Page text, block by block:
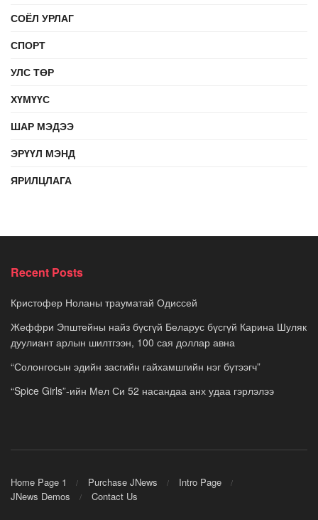
СОЁЛ УРЛАГ
СПОРТ
УЛС ТӨР
ХҮМҮҮС
ШАР МЭДЭЭ
ЭРҮҮЛ МЭНД
ЯРИЛЦЛАГА
Recent Posts
Кристофер Ноланы трауматай Одиссей
Жеффри Эпштейны найз бүсгүй Беларус бүсгүй Карина Шуляк
дуулиант арлын шилтгээн, 100 сая доллар авна
“Солонгосын эдийн засгийн гайхамшгийн нэг бүтээгч”
“Spice Girls”-ийн Мел Си 52 насандаа анх удаа гэрлэлээ
Home Page 1 Purchase JNews
Intro Page
JNews Demos
Contact Us